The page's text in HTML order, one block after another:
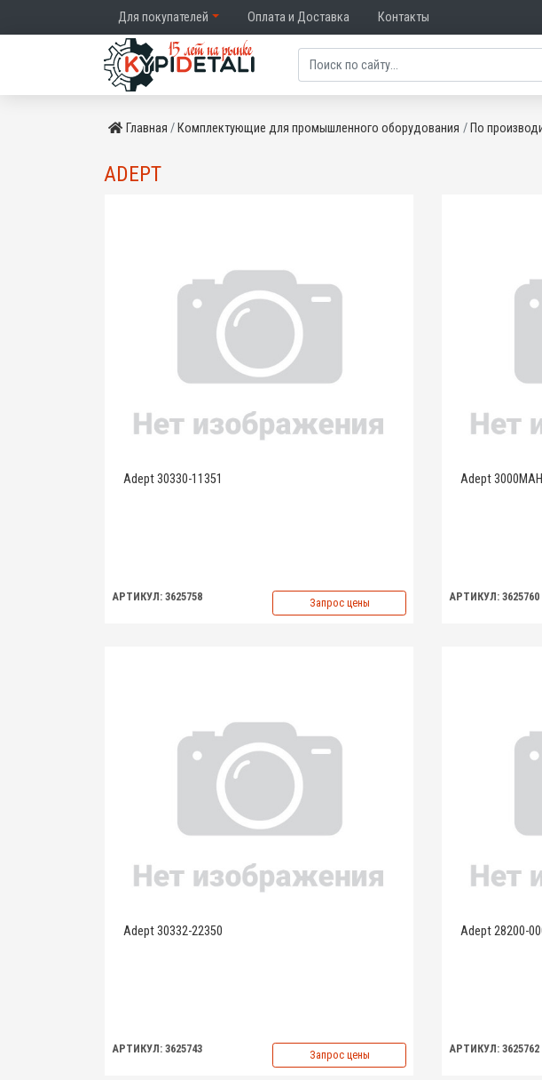
Для покупателей Оплата и Доставка Контакты
Главная Комплектующие для промышленного оборудования По
ADEPT
Adept 30330-11351
АРТИКУЛ: 3625758 Запрос цены
Adept 3000MAH
АРТИКУЛ: 3625760
Adept 30332-22350
АРТИКУЛ: 3625743 Запрос цены
Adept 28200-
АРТИКУЛ: 3625762